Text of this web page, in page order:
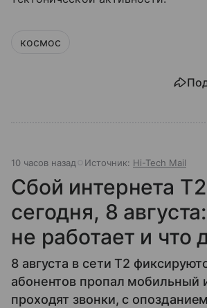
космос
10 часов назад Источник: Hi-Tech Mail
Сбой интернета
сегодня, 8
не работает и что
8 августа в сети T2
абонентов пропал мобильный
проходят звонки, с